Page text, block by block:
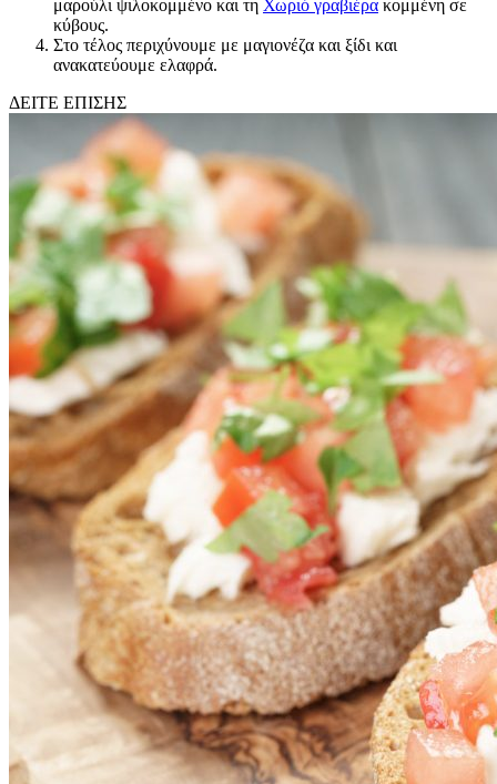
μαρούλι ψιλοκομμένο και τη Χωριό γραβιέρα κομμένη σε
κύβους.
Στο τέλος περιχύνουμε με μαγιονέζα και ξίδι και
ανακατεύουμε ελαφρά.
ΔΕΙΤΕ ΕΠΙΣΗΣ